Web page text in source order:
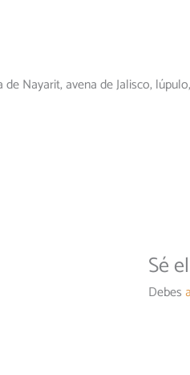
Nayarit, avena de Jalisco,
Sé
Debes